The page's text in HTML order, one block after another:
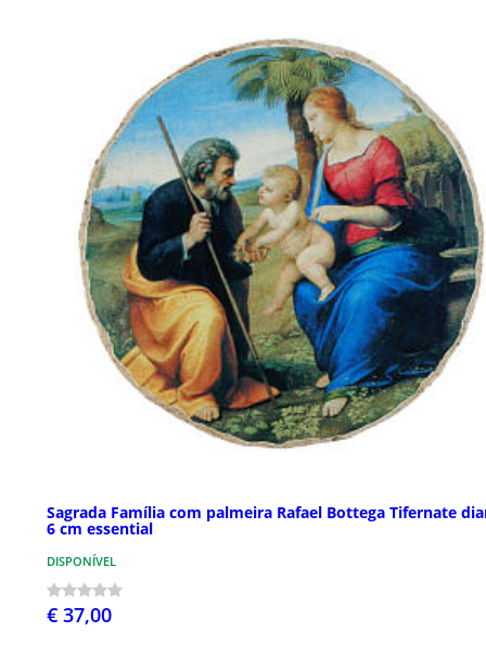
Sagrada Família com palmeira Rafael Bottega Tifernate
6 cm essential
DISPONÍVEL
€ 37,00